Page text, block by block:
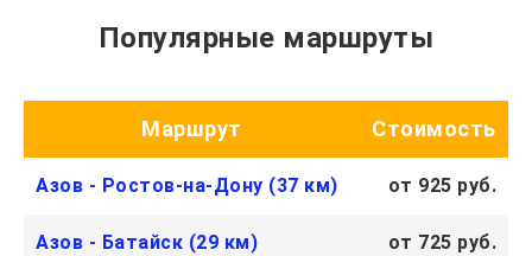
Популярные маршруты
Маршрут Стоимость
Азов - Ростов-на-Дону (37 км) от 925 руб.
Азов - Батайск (29 км) от 725 руб.